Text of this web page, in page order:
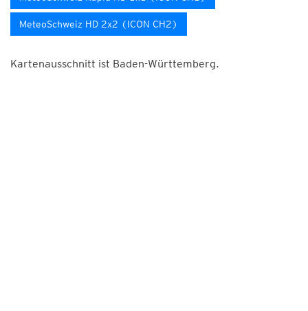
MeteoSchweiz HD 2x2 (ICON CH2)
Kartenausschnitt ist Baden-Württemberg.